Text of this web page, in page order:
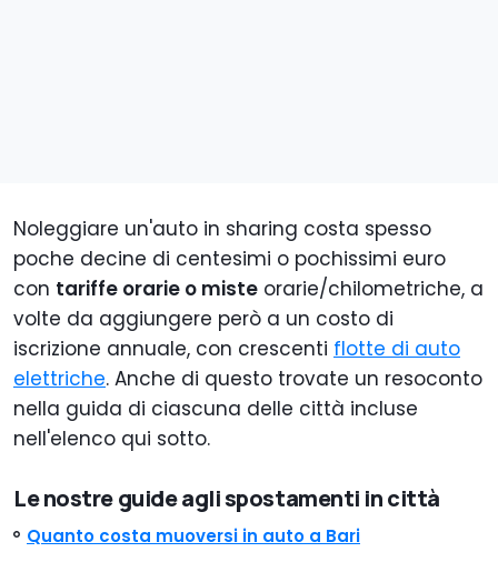
Noleggiare un'auto in sharing costa spesso
poche decine di centesimi o pochissimi euro
con tariffe orarie o miste orarie/chilometriche, a
volte da aggiungere però a un costo di
iscrizione annuale, con crescenti flotte di auto
elettriche. Anche di questo trovate un resoconto
nella guida di ciascuna delle città incluse
nell'elenco qui sotto.
Le nostre guide agli spostamenti in città
Quanto costa muoversi in auto a Bari